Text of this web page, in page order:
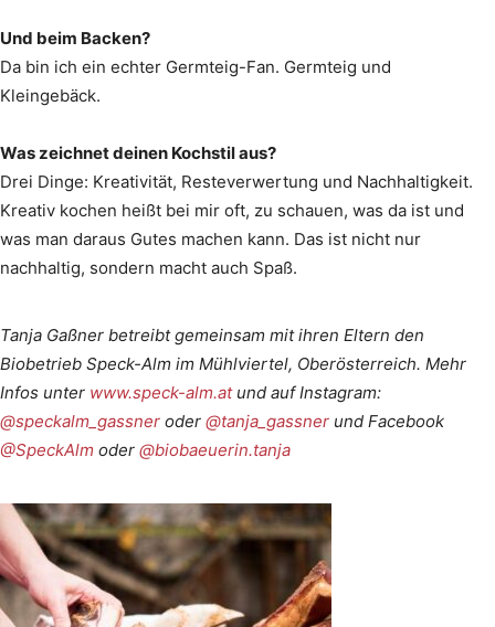
Und beim Backen?
Da bin ich ein echter Germteig-Fan. Germteig und
Kleingebäck.
Was zeichnet deinen Kochstil aus?
Drei Dinge: Kreativität, Resteverwertung und Nachhaltigkeit.
Kreativ kochen heißt bei mir oft, zu schauen, was da ist und
was man daraus Gutes machen kann. Das ist nicht nur
nachhaltig, sondern macht auch Spaß.
Tanja Gaßner betreibt gemeinsam mit ihren Eltern den
Biobetrieb Speck-Alm im Mühlviertel, Oberösterreich. Mehr
Infos unter www.speck-alm.atund auf Instagram:
@speckalm_gassner oder @tanja_gassner und Facebook
@SpeckAlm oder @biobaeuerin.tanja